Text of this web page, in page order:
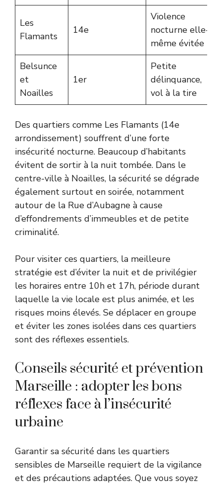
Les
Flamants
14e
Violence
nocturne elle-
même évitée
Belsunce
et
Noailles
1er
Petite
délinquance,
vol à la tire
Des quartiers comme Les Flamants (14e
arrondissement) souffrent d’une forte
insécurité nocturne. Beaucoup d’habitants
évitent de sortir à la nuit tombée. Dans le
centre-ville à Noailles, la sécurité se dégrade
également surtout en soirée, notamment
autour de la Rue d’Aubagne à cause
d’effondrements d’immeubles et de petite
criminalité.
Pour visiter ces quartiers, la meilleure
stratégie est d’éviter la nuit et de privilégier
les horaires entre 10h et 17h, période durant
laquelle la vie locale est plus animée, et les
risques moins élevés. Se déplacer en groupe
et éviter les zones isolées dans ces quartiers
sont des réflexes essentiels.
Conseils sécurité et prévention
Marseille : adopter les bons
réflexes face à l’insécurité
urbaine
Garantir sa sécurité dans les quartiers
sensibles de Marseille requiert de la vigilance
et des précautions adaptées. Que vous soyez